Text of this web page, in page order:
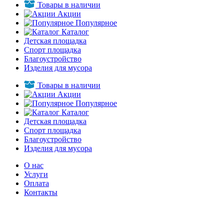
Товары в наличии
Акции
Популярное
Каталог
Детская площадка
Спорт площадка
Благоустройство
Изделия для мусора
Товары в наличии
Акции
Популярное
Каталог
Детская площадка
Спорт площадка
Благоустройство
Изделия для мусора
О нас
Услуги
Оплата
Контакты